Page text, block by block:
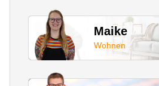
Maike
Wohnen